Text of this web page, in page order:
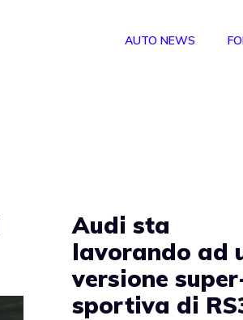
AUTO NEWS
Audi sta
lavorando ad
versione
sportiva di